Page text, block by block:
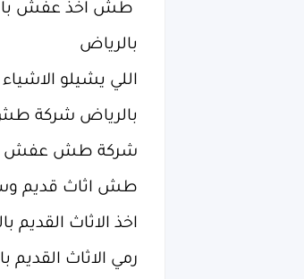
طش اخذ عفش
بالرياض
‏اللي يشيلو
بالرياض شركة طش اثاث
‏شركة طش عفش
‏طش اثاث قديم
‏اخذ الاثاث القديم
‏رمي الاثاث القديم